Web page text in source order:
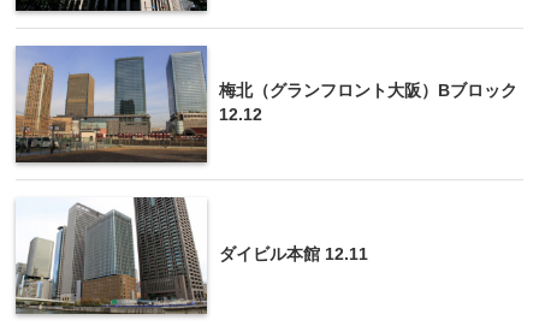
梅北（グランフロント大阪）Bブロック
12.12
ダイビル本館 12.11